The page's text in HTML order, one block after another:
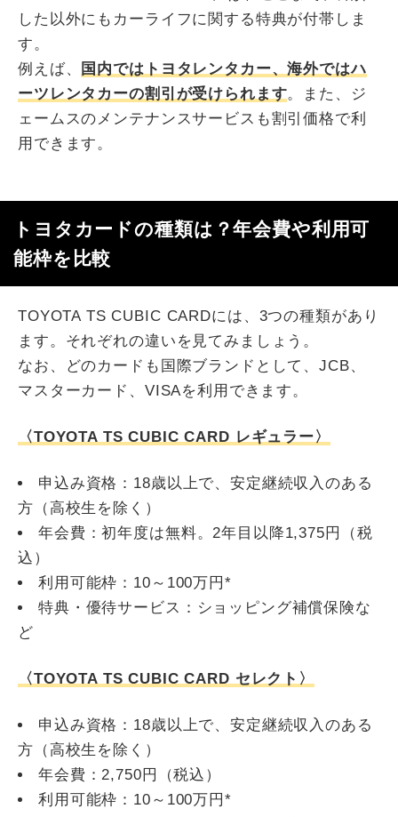
した以外にもカーライフに関する特典が付帯しま
す。
例えば、
国内ではトヨタレンタカー、海外ではハ
ーツレンタカーの割引が受けられます。また、ジ
ェームスのメンテナンスサービスも割引価格で利
用できます。
トヨタカードの種類は？年会費や利用可
能枠を比較
TOYOTA TS CUBIC CARDには、3つの種類があり
ます。それぞれの違いを見てみましょう。
なお、どのカードも国際ブランドとして、JCB、
マスターカード、VISAを利用できます。
〈TOYOTA TS CUBIC CARD レギュラー〉
申込み資格：18歳以上で、安定継続収入のある
方（高校生を除く）
年会費：初年度は無料。2年目以降1,375円（税
込）
利用可能枠：10～100万円*
特典・優待サービス：ショッピング補償保険な
ど
〈TOYOTA TS CUBIC CARD セレクト〉
申込み資格：18歳以上で、安定継続収入のある
方（高校生を除く）
年会費：2,750円（税込）
利用可能枠：10～100万円*